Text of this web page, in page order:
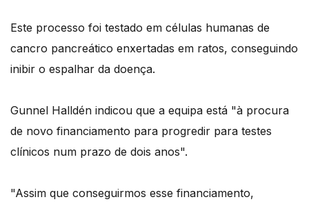
Este processo foi testado em células humanas de
cancro pancreático enxertadas em ratos, conseguindo
inibir o espalhar da doença.
Gunnel Halldén indicou que a equipa está "à procura
de novo financiamento para progredir para testes
clínicos num prazo de dois anos".
"Assim que conseguirmos esse financiamento,